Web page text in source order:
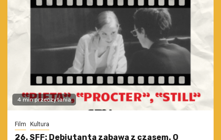
4 min przeczytania
Film Kultura
26. SFF: Debiutanta zabawa z czasem. O